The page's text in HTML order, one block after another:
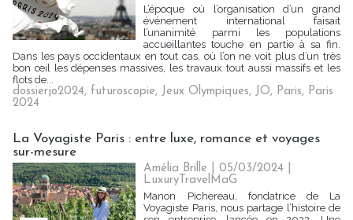
L’époque où l’organisation d’un grand
événement international faisait
l’unanimité parmi les populations
accueillantes touche en partie à sa fin.
Dans les pays occidentaux en tout cas, où l’on ne voit plus d’un très
bon œil les dépenses massives, les travaux tout aussi massifs et les
flots de...
dossierjo2024, futuroscopie, Jeux Olympiques, JO, Paris, Paris
2024
La Voyagiste Paris : entre luxe, romance et voyages
sur-mesure
Amélia Brille | 05/03/2024
LuxuryTravelMaG
Manon Pichereau, fondatrice de La
Voyagiste Paris, nous partage l’histoire de